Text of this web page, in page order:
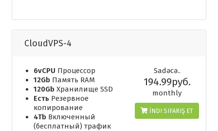
CloudVPS-4
6vCPU Процессор
12Gb Память RAM
120Gb Хранилище SSD
Есть Резервное
копирование
4Tb Включенный
(бесплатный) трафик
Sadəcə..
194.99руб.
monthly
İNDI SIFARIŞ ET